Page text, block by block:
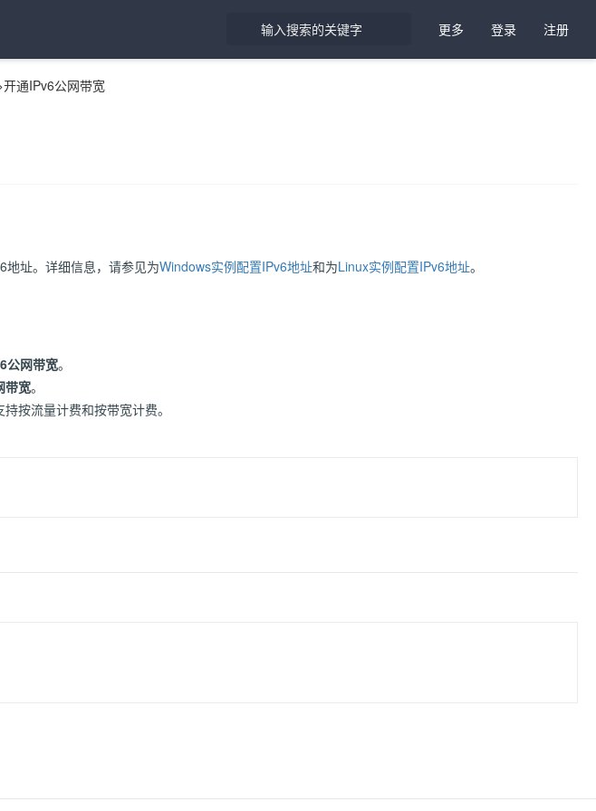
更多 登录 注册
开通IPv6公网带宽
地址。详细信息，请参见为Windows实例配置IPv6地址和为Linux实例配置IPv6地址。
公网带宽。
带宽。
按流量计费和按带宽计费。